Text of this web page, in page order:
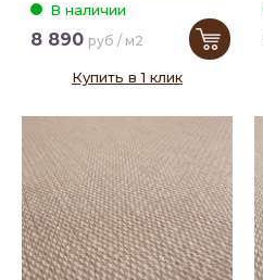
В наличии
8 890 руб / м2
Купить в 1 клик